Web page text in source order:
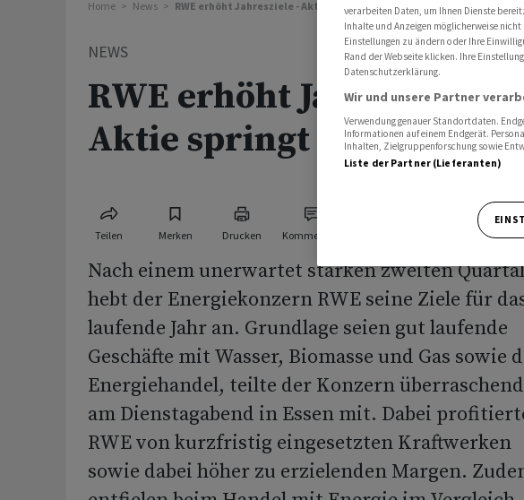
Home News RWE erhöht Jahresziele - Aktie springt an
NEWS
RWE erhöht Jahresziele -
Aktie springt an
Teilen Merken Drucken Kommentare
Nach einem unerwartet starken zweiten Quartal
hebt der Energiekonzern RWE seine Ziele für
laufende Jahr an. Grundlage seien gut laufende
Geschäfte mit Wasser, Biomasse und Gas sowie
Energiehandel, teilte der Konzern überraschend
am Dienstagabend in Essen mit. Dabei
RWE von kurzfristig eingesetzten Kraftwerken
sowie dabei höher zu erzielenden Margen.
verarbeiten Daten, um Ihnen Dienste
Inhalte und Anzeigen möglicherweise
Einstellungen zu ändern oder Ihre
Rand der Webseite klicken. Ihre
Datenschutzerklärung.
Wir und unsere Partner
Verwendung genauer Standortdaten.
Informationen auf einem Endgerät.
Inhalten, Zielgruppenforschung sowie
Liste der Partner (Lieferanten)